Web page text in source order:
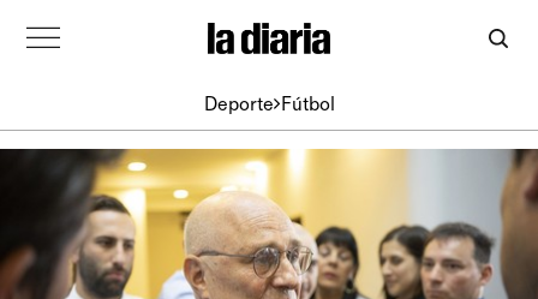
Deporte Fútbol